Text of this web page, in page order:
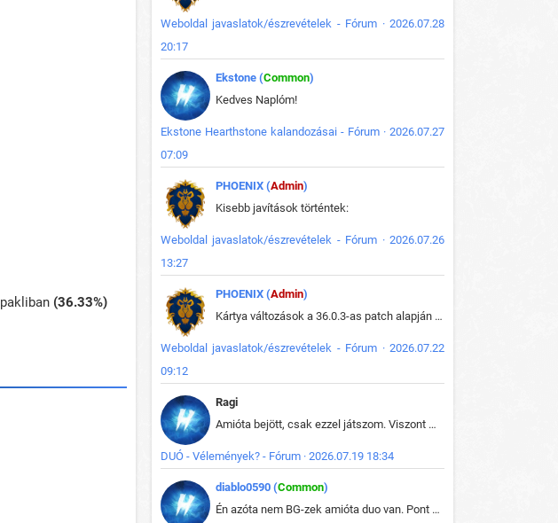
pakliban (36.33%)
Weboldal javaslatok/észrevételek - Fórum · 2026.07.28
20:17
Ekstone (Common)
Kedves Naplóm!
Ekstone Hearthstone kalandozásai - Fórum · 2026.07.27
07:09
PHOENIX (Admin)
Kisebb javítások történtek:
Weboldal javaslatok/észrevételek - Fórum · 2026.07.26
13:27
PHOENIX (Admin)
Kártya változások a 36.0.3-as patch alapján frissítve az adatbázisban (képek is cserélve).
Weboldal javaslatok/észrevételek - Fórum · 2026.07.22
09:12
Ragi
Amióta bejött, csak ezzel játszom. Viszont mint minden más - akár az alapjáték is, ez is baromira összetett lett. Néha már pár kör után is esélytelen az egész. Vagy irreállisan túltápol valaki, vagy lelép a partner, vagy csak hülye mint a segg. És amikor eljönne az én időm, na akkor jön el mindenki másé is. Engem jobban érdekelne, hogy ki milyen ratingen szokott játszani. Na ez lenne egy érdekes adat.
DUÓ - Vélemények? - Fórum · 2026.07.19 18:34
diablo0590 (Common)
Én azóta nem BG-zek amióta duo van. Pont azt szerettem benne, hogy rajtam múlik mi történik, nem pedig a társamon. Kérem vissza a régi BG-t :D